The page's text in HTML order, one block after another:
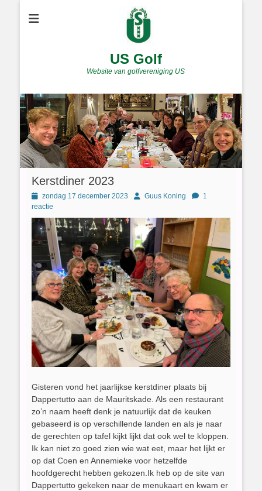
US Golf
Website van golfvereniging US
Kerstdiner 2023
Geplaatst
op
zondag 17 december 2023 AuthorGuus Koning
1
reactie
Gisteren vond het jaarlijkse kerstdiner plaats bij
Dappertutto aan de Mauritskade. Als een restaurant
zo’n naam heeft denk je natuurlijk dat de keuken
gebaseerd is op verschillende landen en als je naar
de gerechten op tafel kijkt lijkt dat ook wel te kloppen.
Ik kan niet zo goed zien wie wat eet, maar het lijkt er
op dat Coen en Annemieke voor hetzelfde
hoofdgerecht hebben gekozen.Ik heb op de site van
Dappertutto gekeken naar de menukaart en kwam er